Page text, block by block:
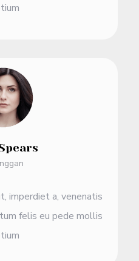
imperdiet a, venenatis
felis eu pede mollis